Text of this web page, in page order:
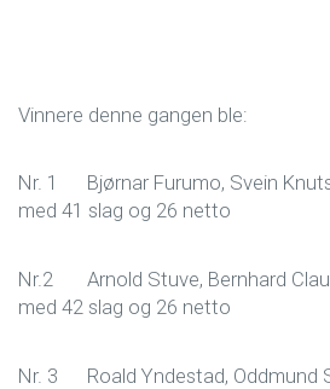
Vinnere denne gangen ble:
Nr. 1 Bjørnar Furumo, Svein
med 41 slag og 26 netto
Nr.2 Arnold Stuve, Bernhard
med 42 slag og 26 netto
Nr. 3 Roald Yndestad, Oddmund